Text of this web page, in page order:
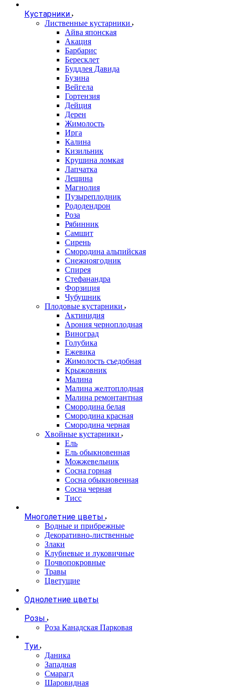
Кустарники
Лиственные кустарники
Айва японская
Акация
Барбарис
Бересклет
Буддлея Давида
Бузина
Вейгела
Гортензия
Дейция
Дерен
Жимолость
Ирга
Калина
Кизильник
Крушина ломкая
Лапчатка
Лещина
Магнолия
Пузыреплодник
Рододендрон
Роза
Рябинник
Самшит
Сирень
Смородина альпийская
Снежноягодник
Спирея
Стефанандра
Форзиция
Чубушник
Плодовые кустарники
Актинидия
Арония черноплодная
Виноград
Голубика
Ежевика
Жимолость съедобная
Крыжовник
Малина
Малина желтоплодная
Малина ремонтантная
Смородина белая
Смородина красная
Смородина черная
Хвойные кустарники
Ель
Ель обыкновенная
Можжевельник
Сосна горная
Сосна обыкновенная
Сосна черная
Тисс
Многолетние цветы
Водные и прибрежные
Декоративно-лиственные
Злаки
Клубневые и луковичные
Почвопокровные
Травы
Цветущие
Однолетние цветы
Розы
Роза Канадская Парковая
Туи
Даника
Западная
Смарагд
Шаровидная